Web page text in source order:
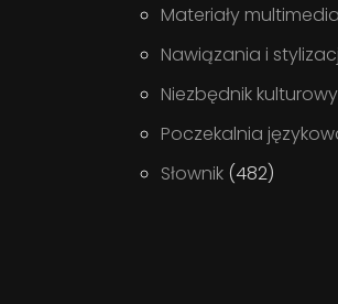
Materiały
Nawiązania i
Niezbędnik kulturowy
Poczekalnia
Słownik (482)